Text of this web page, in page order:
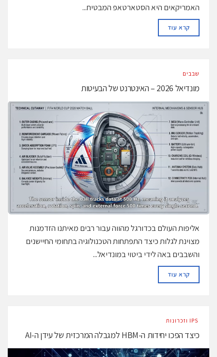
האמריקאים היא הסטארטאפ המבטיח...
קרא עודDETAILS
‫שבבים‬
מונדיאל 2026 – האינטרנט של הבעיטות
אליפות העולם בכדורגל מהווה עבור רבים מאיתנו הזדמנות
מצוינת לגלות כיצד התפתחות הטכנולוגיה בתחומי החיישנים
והשבבים באה לידי ביטוי במונדיאל...
קרא עודDETAILS
כיצד הפכו יחידות ה-HBM למגבלה המרכזית של עידן ה‑AI